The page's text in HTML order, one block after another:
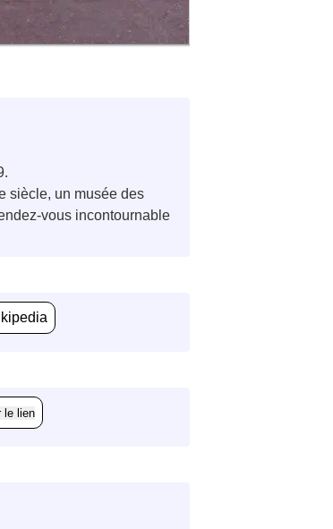
siècle, un musée des
vous incontournable
le lien